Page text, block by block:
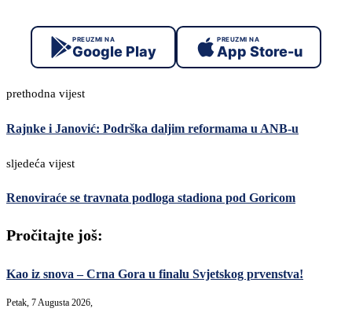
PREUZMI NA
Google Play
PREUZMI NA
App Store-u
prethodna vijest
Rajnke i Janović: Podrška daljim reformama u ANB-u
sljedeća vijest
Renoviraće se travnata podloga stadiona pod Goricom
Pročitajte još:
Kao iz snova – Crna Gora u finalu Svjetskog prvenstva!
Petak, 7 Augusta 2026,